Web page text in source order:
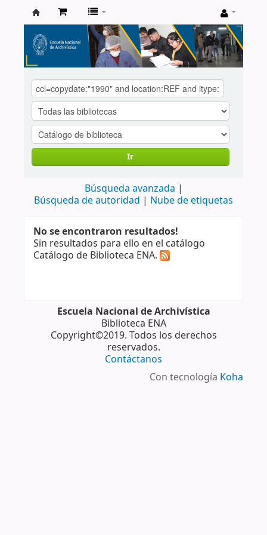
Catálogo
de
Biblioteca
ENA
Ir
Búsqueda avanzada
Búsqueda de autoridad
Nube de etiquetas
No se encontraron resultados!
Sin resultados para ello en el catálogo
Catálogo de Biblioteca ENA.
Escuela Nacional de Archivística
Biblioteca ENA
Copyright©2019. Todos los derechos
reservados.
Contáctanos
Con tecnología Koha